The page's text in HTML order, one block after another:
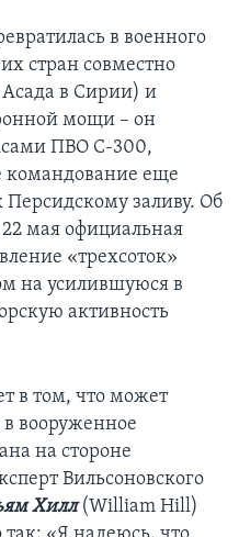
в военного
стран совместно
в Сирии) и
мощи – он
ПВО С-300,
командование еще
Персидскому заливу. Об
мая официальная
«трехсоток»
на усилившуюся в
активность
в том, что может
в вооруженное
на стороне
Вильсоновского
Хилл(William Hill)